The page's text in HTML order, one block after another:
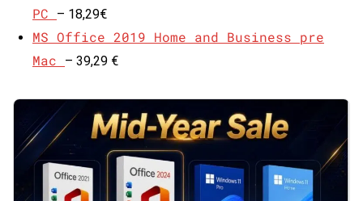
PC
– 18,29€
MS Office 2019 Home and Business pre
Mac
– 39,29 €